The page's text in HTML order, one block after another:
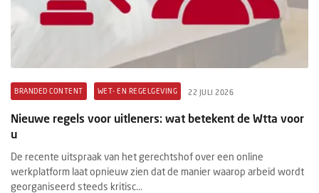
BRANDED CONTENT WET- EN REGELGEVING 22 JULI 2026
Nieuwe regels voor uitleners: wat betekent de Wtta voor
u
De recente uitspraak van het gerechtshof over een online
werkplatform laat opnieuw zien dat de manier waarop arbeid wordt
georganiseerd steeds kritisc...